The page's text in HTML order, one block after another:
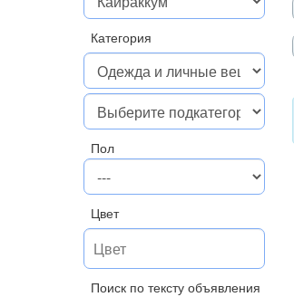
Категория
Пол
Цвет
Поиск по тексту объявления